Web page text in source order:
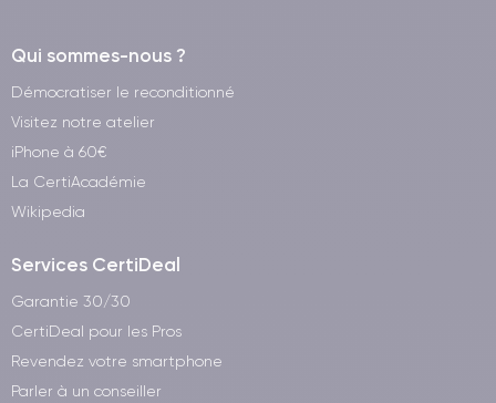
Qui sommes-nous ?
Démocratiser le reconditionné
Visitez notre atelier
iPhone à 60€
La CertiAcadémie
Wikipedia
Services CertiDeal
Garantie 30/30
CertiDeal pour les Pros
Revendez votre smartphone
Parler à un conseiller